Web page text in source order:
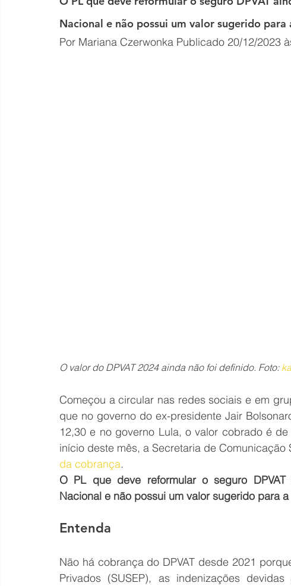
Nacional e não possui um valor sugerido
Por Mariana Czerwonka Publicado 20/12/2023
O valor do DPVAT 2024 ainda não foi definido. Foto:
Começou a circular nas redes sociais e em
que no governo do ex-presidente Jair
12,30 e no governo Lula, o valor cobrado é
início deste mês, a Secretaria de Comunicação
da cobrança.
O PL que deve reformular o seguro
Nacional e não possui um valor sugerido para
Entenda
Não há cobrança do DPVAT desde 2021
Privados (SUSEP), as indenizações